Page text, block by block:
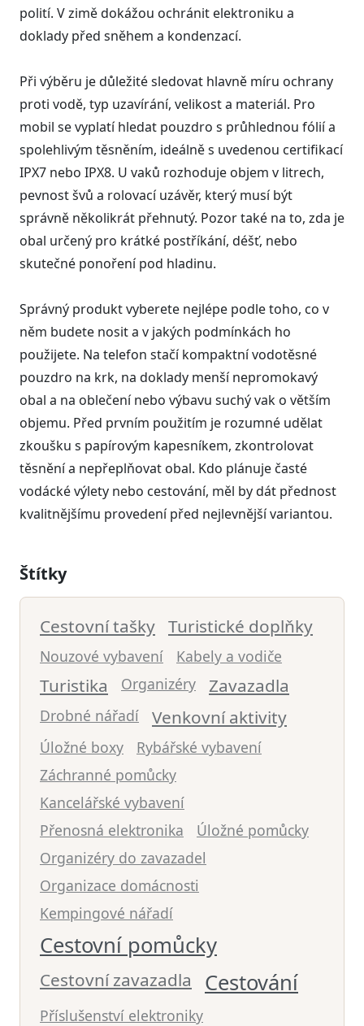
polití. V zimě dokážou ochránit elektroniku a
doklady před sněhem a kondenzací.
Při výběru je důležité sledovat hlavně míru ochrany
proti vodě, typ uzavírání, velikost a materiál. Pro
mobil se vyplatí hledat pouzdro s průhlednou fólií a
spolehlivým těsněním, ideálně s uvedenou certifikací
IPX7 nebo IPX8. U vaků rozhoduje objem v litrech,
pevnost švů a rolovací uzávěr, který musí být
správně několikrát přehnutý. Pozor také na to, zda je
obal určený pro krátké postříkání, déšť, nebo
skutečné ponoření pod hladinu.
Správný produkt vyberete nejlépe podle toho, co v
něm budete nosit a v jakých podmínkách ho
použijete. Na telefon stačí kompaktní vodotěsné
pouzdro na krk, na doklady menší nepromokavý
obal a na oblečení nebo výbavu suchý vak o větším
objemu. Před prvním použitím je rozumné udělat
zkoušku s papírovým kapesníkem, zkontrolovat
těsnění a nepřeplňovat obal. Kdo plánuje časté
vodácké výlety nebo cestování, měl by dát přednost
kvalitnějšímu provedení před nejlevnější variantou.
Štítky
Cestovní tašky Turistické doplňky
Nouzové vybavení Kabely a vodiče
Turistika Organizéry Zavazadla
Drobné nářadí Venkovní aktivity
Úložné boxy
Rybářské vybavení
Záchranné pomůcky
Kancelářské vybavení
Přenosná elektronika
Úložné pomůcky
Organizéry do zavazadel
Organizace domácnosti
Kempingové nářadí
Cestovní pomůcky
Cestovní zavazadla Cestování
Příslušenství elektroniky